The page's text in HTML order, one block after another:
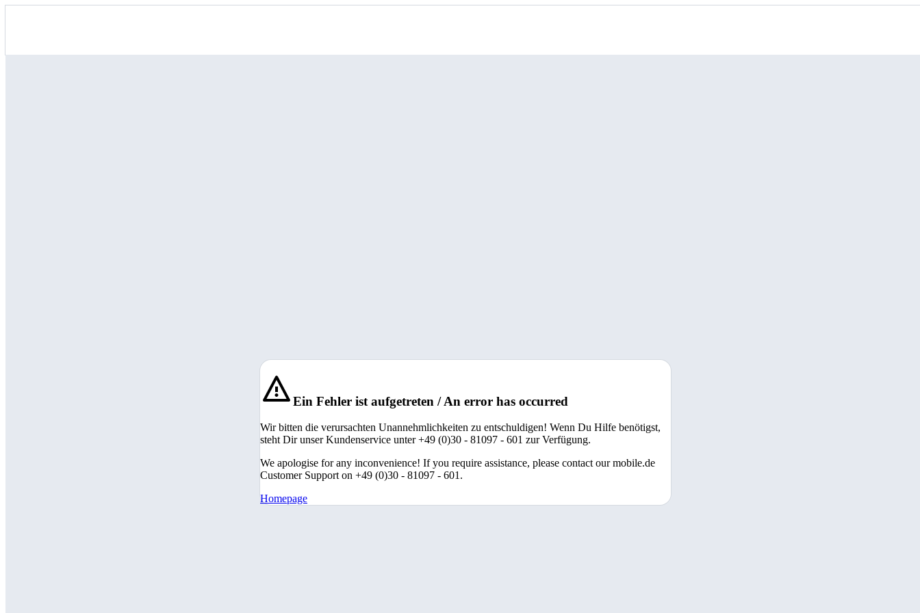
Ein Fehler ist aufgetreten / An error has occurred
Wir bitten die verursachten Unannehmlichkeiten zu entschuldigen! Wenn Du Hilfe benötigst,
steht Dir unser Kundenservice unter +49 (0)30 - 81097 - 601 zur Verfügung.
We apologise for any inconvenience! If you require assistance, please contact our mobile.de
Customer Support on +49 (0)30 - 81097 - 601.
Homepage